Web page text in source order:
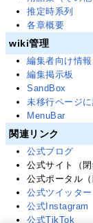
推定時系列
各章概要
wiki管理
編集者向け情
編集掲示板
SandBox
未移行ページ
MenuBar
関連リンク
公式ブログ
公式サイト（閉
公式ポータル（
公式ツイッター
公式Instagram
公式TikTok